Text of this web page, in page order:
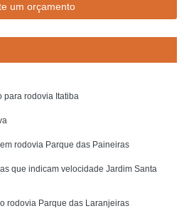
um orçamento
para rodovia Itatiba
rodovia Parque das Paineiras
que indicam velocidade Jardim Santa
rodovia Parque das Laranjeiras